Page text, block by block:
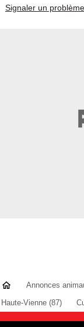
Signaler un
Annonces
Haute-Vienne (87)